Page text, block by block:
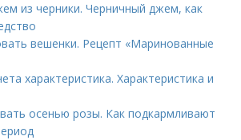
из черники. Черничный джем, как
вешенки. Рецепт «Маринованные
характеристика. Характеристика и
осенью розы. Как подкармливают